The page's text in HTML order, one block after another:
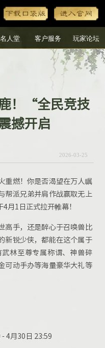
名人堂 客户服务 玩家论坛
！“全民竞技
撼开启
2026-03-25
燃！你是否渴望在万人瞩
帮派兄弟并肩作战赢取无上
月1日正式拉开帷幕！
手，还是醉心于召唤兽比
新锐少侠，都能在这个属于
林至尊专属称谓、神兽碎
可动手办等海量豪华大礼等
4月30日 23:59